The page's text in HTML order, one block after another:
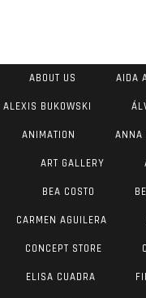
ABOUT US AIDA
ALEXIS BUKOWSKI
ANIMATION ANNA
ART GALLERY
BEA COSTO
CARMEN AGUILERA
CONCEPT STORE
ELISA CUADRA